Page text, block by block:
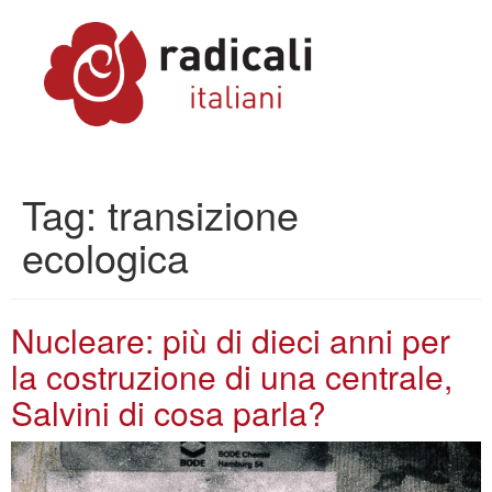
Tag: transizione
ecologica
Nucleare: più di dieci anni per
la costruzione di una centrale,
Salvini di cosa parla?